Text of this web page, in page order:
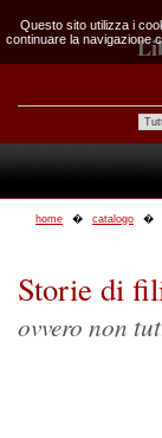
home catalogo
Storie di
ovvero non
Questo sito utilizza i
continuare la navigazione